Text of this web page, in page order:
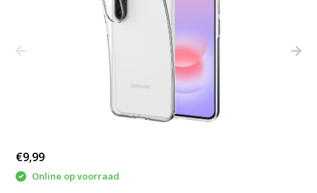
€9,99
Online op voorraad